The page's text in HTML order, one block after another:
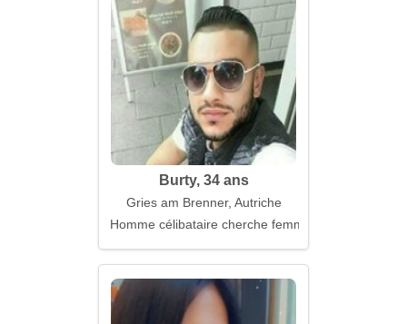
Burty, 34 ans
Gries am Brenner, Autriche
Homme célibataire cherche femme